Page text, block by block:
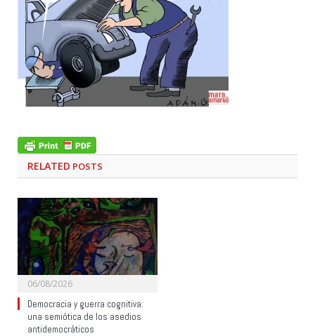
RELATED POSTS
06/08/2026
Democracia y guerra cognitiva:
una semiótica de los asedios
antidemocráticos